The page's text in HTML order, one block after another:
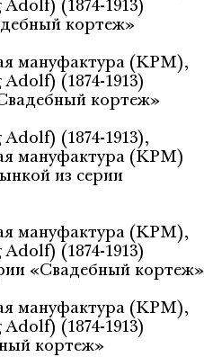
(1874-1913)
кортеж»
мануфактура (KPM),
(1874-1913)
кортеж»
(1874-1913),
мануфактура (KPM)
из серии
мануфактура (KPM),
(1874-1913)
«Свадебный кортеж»
мануфактура (KPM),
(1874-1913)
кортеж»